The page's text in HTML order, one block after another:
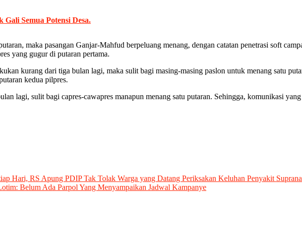
Semua Potensi Desa.
maka pasangan Ganjar-Mahfud berpeluang menang, dengan catatan penetrasi soft
yang gugur di putaran pertama.
kurang dari tiga bulan lagi, maka sulit bagi masing-masing paslon untuk menang satu
kedua pilpres.
lagi, sulit bagi capres-cawapres manapun menang satu putaran. Sehingga, komunikasi
Hari, RS Apung PDIP Tak Tolak Warga yang Datang Periksakan Keluhan Penyakit
Belum Ada Parpol Yang Menyampaikan Jadwal Kampanye